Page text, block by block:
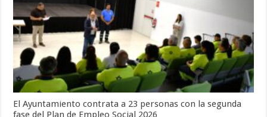
El Ayuntamiento contrata a 23 personas con la segunda
fase del Plan de Empleo Social 2026